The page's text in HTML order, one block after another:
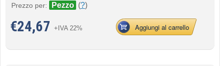
Prezzo per: Pezzo (?)
€24,67 +IVA 22% Aggiungi al carrello